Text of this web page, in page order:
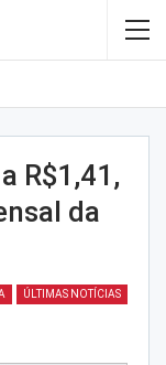
R$1,41,
da
ÚLTIMAS NOTÍCIAS